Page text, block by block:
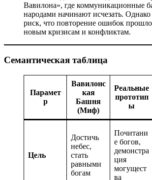
Вавилона», где коммуникационные
народами начинают исчезать. Однако
риск, что повторение ошибок
новым кризисам и конфликтам.
Семантическая таблица
Парамет
р
Вавилонс
кая
Башня
(Миф)
Реальные
прототип
ы
Цель
Достичь
небес,
стать
равными
богам
Почитани
е богов,
демонстра
ция
могущест
ва